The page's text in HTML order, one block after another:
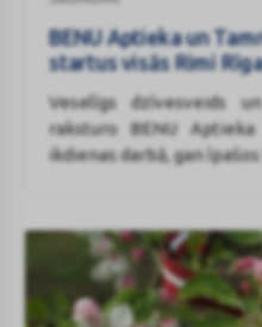
Tamro
aizvada
startus
visās
maratona
distancēs!
BENU Aptieka un
startus visās Rimi
Veselīgs dzīvesveids
raksturo BENU
ikdienas darbā, gan īpašos